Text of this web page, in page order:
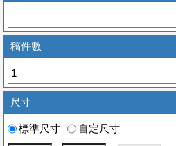
稿件數
尺寸
標準尺寸 自定尺寸